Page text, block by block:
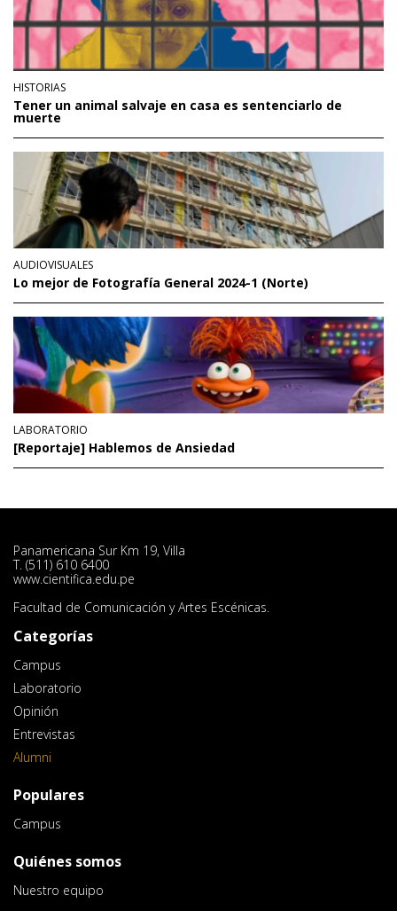
HISTORIAS
Tener un animal salvaje en casa es sentenciarlo de
muerte
AUDIOVISUALES
Lo mejor de Fotografía General 2024-1 (Norte)
LABORATORIO
[Reportaje] Hablemos de Ansiedad
Panamericana Sur Km 19, Villa
T. (511) 610 6400
www.cientifica.edu.pe
Facultad de Comunicación y Artes Escénicas.
Categorías
Campus
Laboratorio
Opinión
Entrevistas
Alumni
Populares
Campus
Quiénes somos
Nuestro equipo